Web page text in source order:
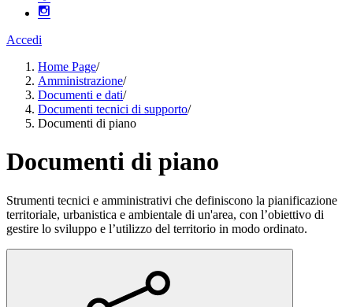
Accedi
Home Page/
Amministrazione/
Documenti e dati/
Documenti tecnici di supporto/
Documenti di piano
Documenti di piano
Strumenti tecnici e amministrativi che definiscono la pianificazione
territoriale, urbanistica e ambientale di un'area, con l’obiettivo di
gestire lo sviluppo e l’utilizzo del territorio in modo ordinato.